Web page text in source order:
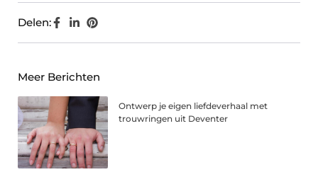
Delen:
Meer Berichten
Ontwerp je eigen liefdeverhaal met
trouwringen uit Deventer